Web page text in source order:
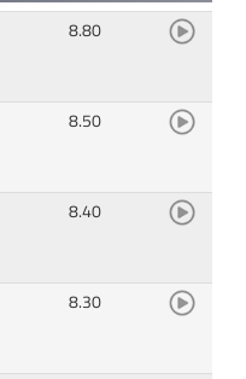
8.80
8.50
8.40
8.30